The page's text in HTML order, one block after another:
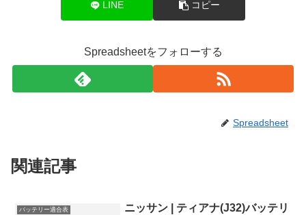
LINE コピー
Spreadsheetをフォローする
Spreadsheet
関連記事
バッテリー適合表
ニッサン | ティアナ(J32)バッテリ